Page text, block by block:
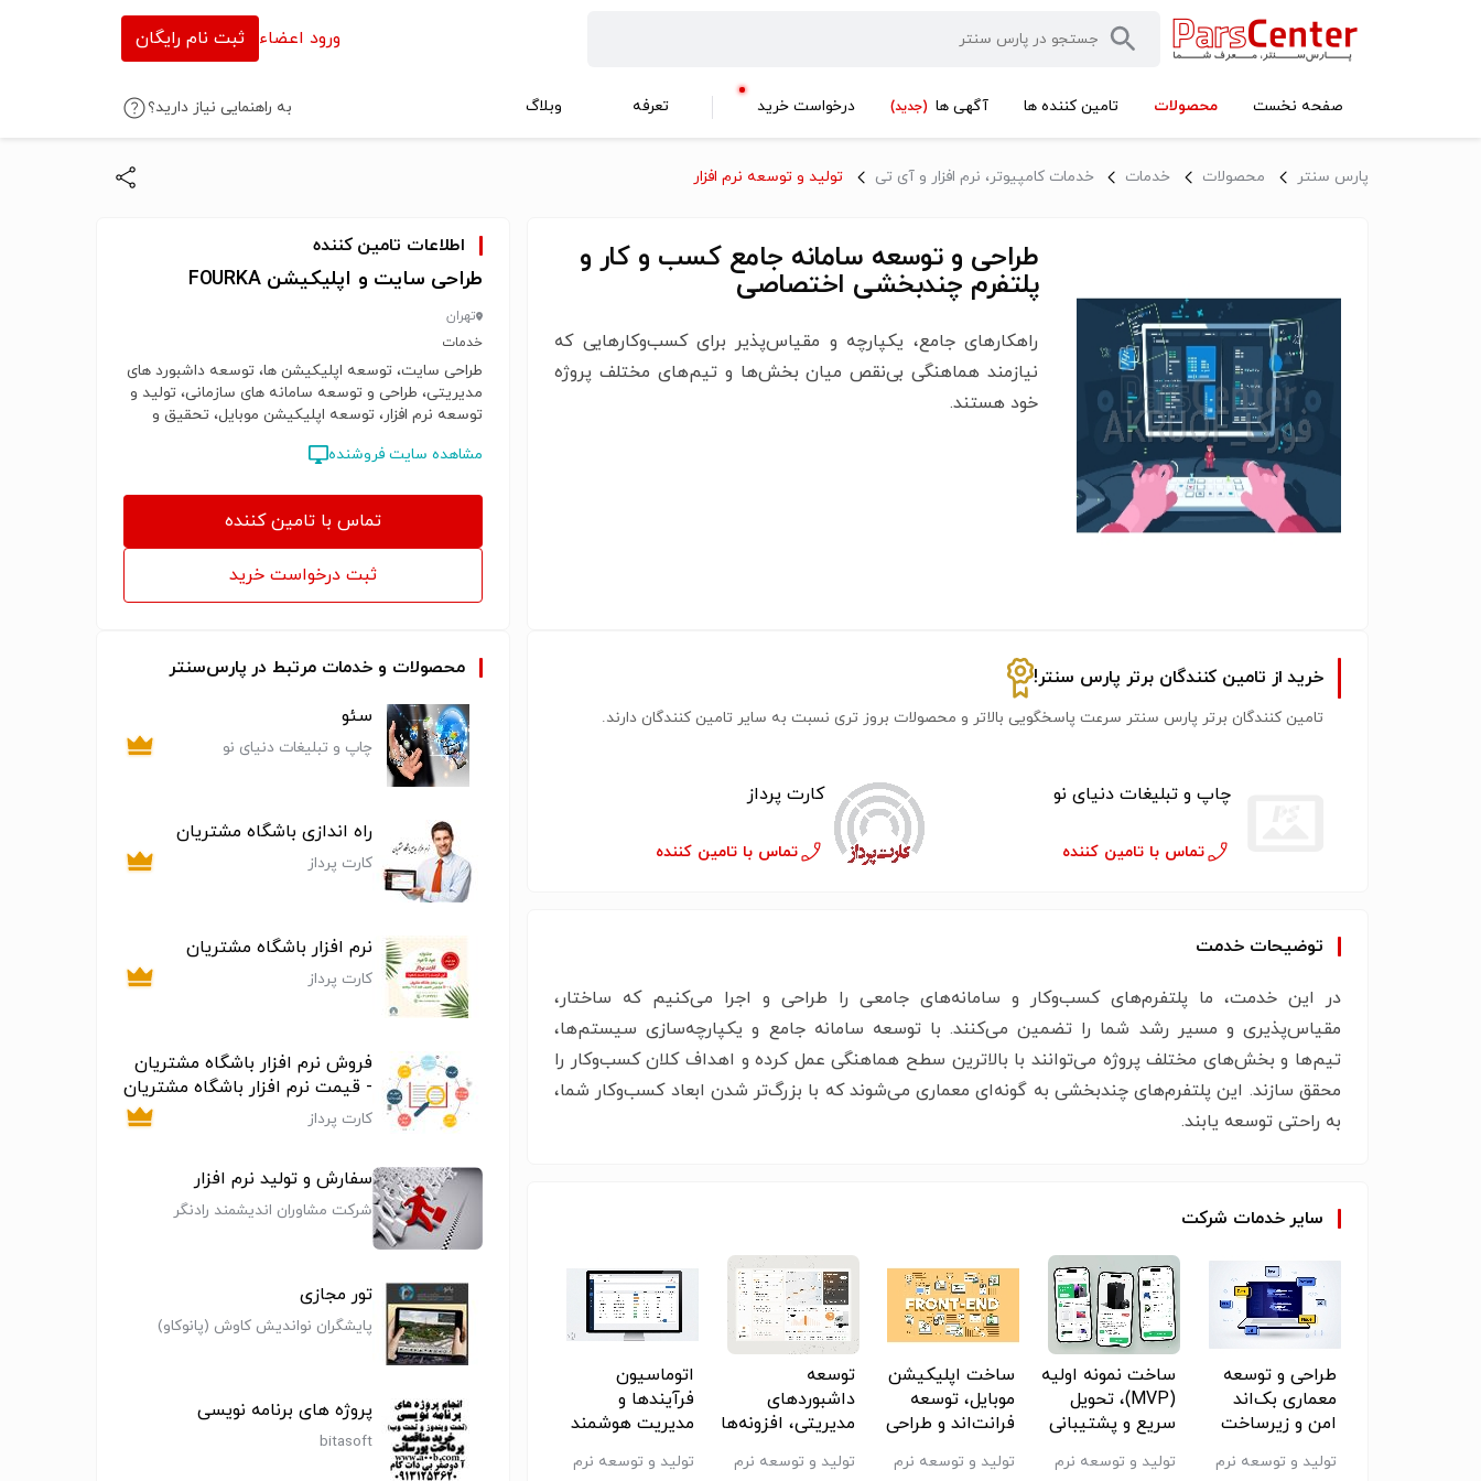
ورود اعضاء ثبت نام رایگان
صفحه نخست محصولات تامین کننده ها آگهی ها (جدید) درخواست خرید تعرفه وبلاگ به راهنمایی نیاز دارید؟
پارس سنتر محصولات خدمات خدمات کامپیوتر، نرم افزار و آی تی تولید و توسعه نرم افزار
طراحی و توسعه سامانه جامع کسب و کار و
پلتفرم چندبخشی اختصاصی
راهکارهای جامع، یکپارچه و مقیاس‌پذیر برای کسب‌وکارهایی که
نیازمند هماهنگی بی‌نقص میان بخش‌ها و تیم‌های مختلف پروژه
خود هستند.
اطلاعات تامین کننده
طراحی سایت و اپلیکیشن FOURKA
تهران
خدمات
طراحی سایت، توسعه اپلیکیشن ها، توسعه داشبورد های
مدیریتی، طراحی و توسعه سامانه های سازمانی، تولید و
توسعه نرم افزار، توسعه اپلیکیشن موبایل، تحقیق و
اپلیکیشن، بازی سازی، خدمات IT، اتوماسیون
مشاهده سایت فروشنده
تماس با تامین کننده
ثبت درخواست خرید
خرید از تامین کنندگان برتر پارس سنتر!
تامین کنندگان برتر پارس سنتر سرعت پاسخگویی بالاتر و محصولات بروز تری نسبت به سایر تامین کنندگان دارند.
چاپ و تبلیغات دنیای نو
تماس با تامین کننده
کارت پرداز
تماس با تامین کننده
توضیحات خدمت
در این خدمت، ما پلتفرم‌های کسب‌وکار و سامانه‌های جامعی را طراحی و اجرا می‌کنیم که ساختار،
مقیاس‌پذیری و مسیر رشد شما را تضمین می‌کنند. با توسعه سامانه جامع و یکپارچه‌سازی سیستم‌ها،
تیم‌ها و بخش‌های مختلف پروژه می‌توانند با بالاترین سطح هماهنگی عمل کرده و اهداف کلان کسب‌وکار را
محقق سازند. این پلتفرم‌های چندبخشی به گونه‌ای معماری می‌شوند که با بزرگ‌تر شدن ابعاد کسب‌وکار شما،
به راحتی توسعه یابند.
سایرخدمات شرکت
طراحی و توسعه
معماری بک‌اند
امن و زیرساخت
تولید و توسعه نرم
ساخت نمونه اولیه
(MVP)، تحویل
سریع و پشتیبانی
تولید و توسعه نرم
ساخت اپلیکیشن
موبایل، توسعه
فرانت‌اند و طراحی
تولید و توسعه نرم
توسعه
داشبوردهای
مدیریتی، افزونه‌ها
سفارشی
تولید و توسعه نرم
اتوماسیون
فرآیندها و
مدیریت هوشمند
عملیاتی کسب و
تولید و توسعه نرم
معماری بک‌اند
امن و زیرساخت
نرم‌افزاری پایدار
تولید و توسعه نرم
(MVP)، تحویل
سریع و پشتیبانی
فنی
فرانت‌اند و طراحی
محصولات و خدمات مرتبط در پارس‌سنتر
سئو
چاپ و تبلیغات دنیای نو
راه اندازی باشگاه مشتریان
کارت پرداز
نرم افزار باشگاه مشتریان
کارت پرداز
فروش نرم افزار باشگاه مشتریان
- قیمت نرم افزار باشگاه مشتریان
کارت پرداز
سفارش و تولید نرم افزار
شرکت مشاوران اندیشمند رادنگر
تور مجازی
پایشگران نواندیش کاوش (پانوکاو)
پروژه های برنامه نویسی
bitasoft